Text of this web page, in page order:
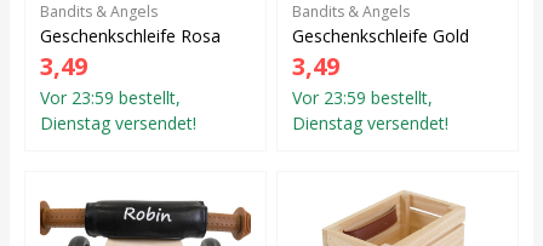
Bandits & Angels
Geschenkschleife Rosa
3,49
Vor 23:59 bestellt,
Dienstag versendet!
Bandits & Angels
Geschenkschleife Gold
3,49
Vor 23:59 bestellt,
Dienstag versendet!